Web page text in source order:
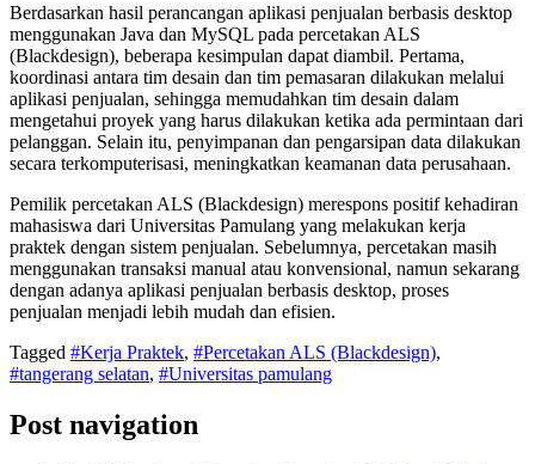
Berdasarkan hasil perancangan aplikasi penjualan berbasis desktop
menggunakan Java dan MySQL pada percetakan ALS
(Blackdesign), beberapa kesimpulan dapat diambil. Pertama,
koordinasi antara tim desain dan tim pemasaran dilakukan melalui
aplikasi penjualan, sehingga memudahkan tim desain dalam
mengetahui proyek yang harus dilakukan ketika ada permintaan dari
pelanggan. Selain itu, penyimpanan dan pengarsipan data dilakukan
secara terkomputerisasi, meningkatkan keamanan data perusahaan.
Pemilik percetakan ALS (Blackdesign) merespons positif kehadiran
mahasiswa dari Universitas Pamulang yang melakukan kerja
praktek dengan sistem penjualan. Sebelumnya, percetakan masih
menggunakan transaksi manual atau konvensional, namun sekarang
dengan adanya aplikasi penjualan berbasis desktop, proses
penjualan menjadi lebih mudah dan efisien.
Tagged #Kerja Praktek, #Percetakan ALS (Blackdesign),
#tangerang selatan, #Universitas pamulang
Post navigation